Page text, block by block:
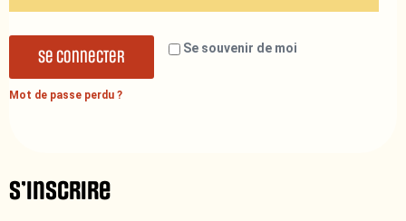
Se souvenir de moi
Se connecter
Mot de passe perdu ?
S’inscrire